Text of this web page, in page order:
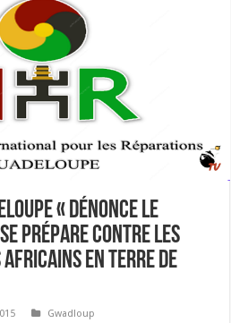
« Dénonce le
se prépare contre les
en Terre de
Gwadloup